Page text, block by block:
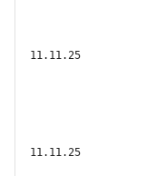
11.11.25
11.11.25